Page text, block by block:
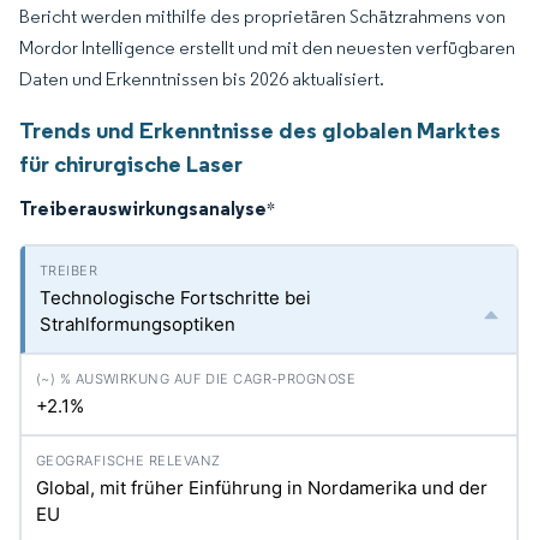
Bericht werden mithilfe des proprietären Schätzrahmens von
Mordor Intelligence erstellt und mit den neuesten verfügbaren
Daten und Erkenntnissen bis 2026 aktualisiert.
Trends und Erkenntnisse des globalen Marktes
für chirurgische Laser
Treiberauswirkungsanalyse*
Technologische Fortschritte bei
Strahlformungsoptiken
+2.1%
Global, mit früher Einführung in Nordamerika und der
EU